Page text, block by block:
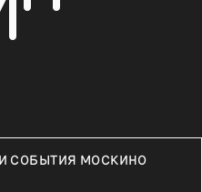
СОБЫТИЯ МОСКИНО